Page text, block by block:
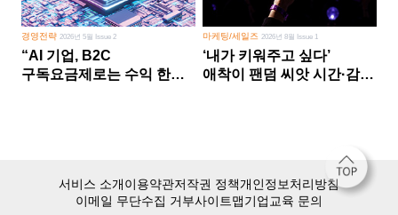
경영전략2026년 5월 Issue 2
“AI 기업, B2C
구독요금제로는 수익 한계
마케팅/세일즈 2026년 8월 Issue 1
‘내가 키워주고 싶다’
애착이 팬덤 씨앗 시간·감정
서비스 소개이용약관저작권 정책개인정보처리방침
이메일 무단수집 거부사이트맵기업교육 문의